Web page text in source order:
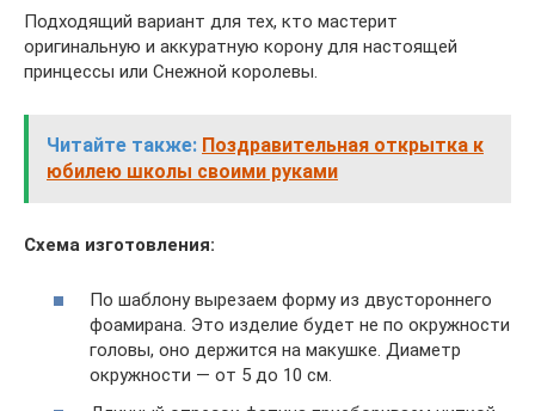
Подходящий вариант для тех, кто мастерит
оригинальную и аккуратную корону для настоящей
принцессы или Снежной королевы.
Читайте также: Поздравительная открытка к
юбилею школы своими руками
Схема изготовления:
По шаблону вырезаем форму из двустороннего
фоамирана. Это изделие будет не по окружности
головы, оно держится на макушке. Диаметр
окружности — от 5 до 10 см.